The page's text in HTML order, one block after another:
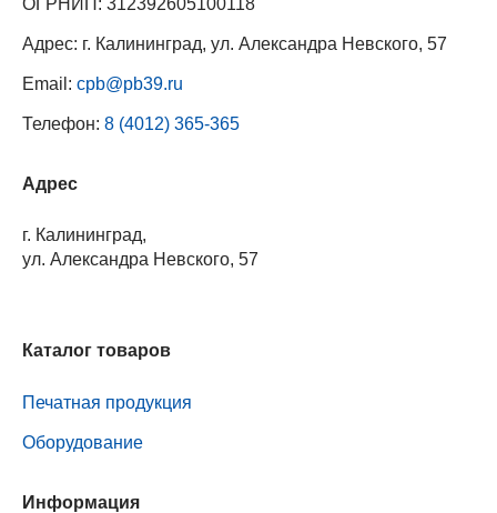
ОГРНИП: 312392605100118
Адрес: г. Калининград, ул. Александра Невского, 57
Email: cpb@pb39.ru
Телефон: 8 (4012) 365-365
Адрес
г. Калининград,
ул. Александра Невского, 57
Каталог товаров
Печатная продукция
Оборудование
Информация